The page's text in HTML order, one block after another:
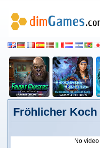
Fröhlicher Koch
No video